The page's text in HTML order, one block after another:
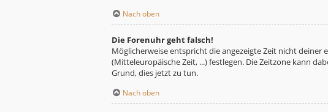
Nach oben
Die Forenuhr geht falsch!
Möglicherweise entspricht die angezeigte Zeit nicht deiner
(Mitteleuropäische Zeit, ...) festlegen. Die Zeitzone kann
Grund, dies jetzt zu tun.
Nach oben